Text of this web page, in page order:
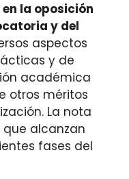
la oposición
y del
aspectos
y de
académica
otros méritos
La nota
alcanzan
fases del